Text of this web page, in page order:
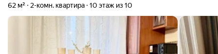
62 м² 2-комн. квартира 10 этаж из 10